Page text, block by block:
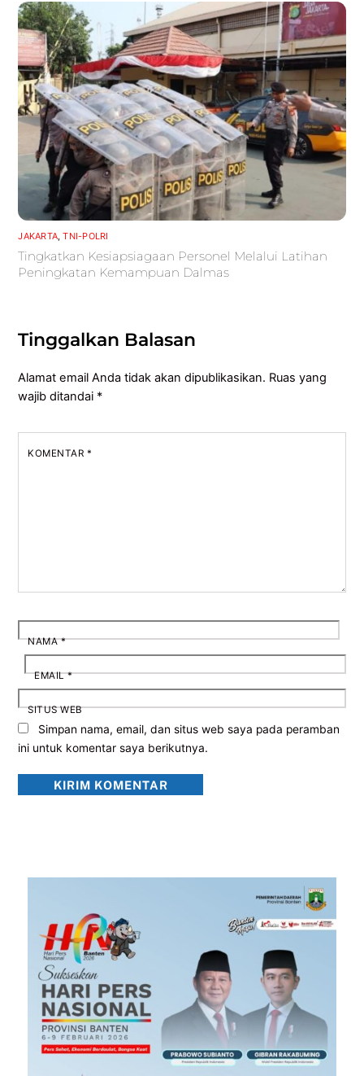
JAKARTA,TNI-POLRI
Tingkatkan Kesiapsiagaan Personel Melalui Latihan
Peningkatan Kemampuan Dalmas
Tinggalkan Balasan
Alamat email Anda tidak akan dipublikasikan. Ruas yang
wajib ditandai *
KOMENTAR *
NAMA*
EMAIL*
SITUS WEB
Simpan nama, email, dan situs web saya pada peramban
ini untuk komentar saya berikutnya.